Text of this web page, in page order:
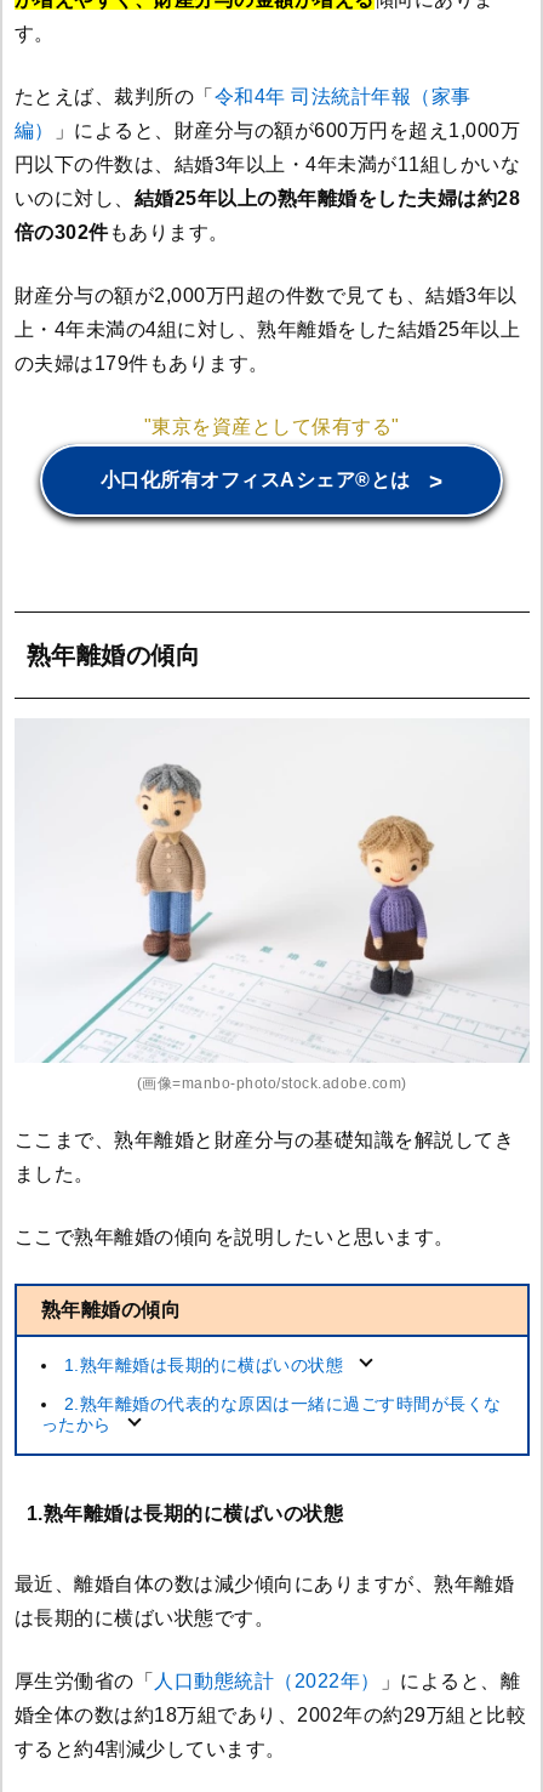
す。
たとえば、裁判所の「 令和4年 司法統計年報（家事
編）
」によると、財産分与の額が600万円を超え1,000万
円以下の件数は、結婚3年以上・4年未満が11組しかいな
いのに対し、 結婚25年以上の熟年離婚をした夫婦は約28
倍の302件もあります。
財産分与の額が2,000万円超の件数で見ても、結婚3年以
上・4年未満の4組に対し、熟年離婚をした結婚25年以上
の夫婦は179件もあります。
"東京を資産として保有する"
小口化所有オフィスAシェア®とは >
熟年離婚の傾向
(画像=manbo-photo/stock.adobe.com)
ここまで、熟年離婚と財産分与の基礎知識を解説してき
ました。
ここで熟年離婚の傾向を説明したいと思います。
熟年離婚の傾向
1.熟年離婚は長期的に横ばいの状態
2.熟年離婚の代表的な原因は一緒に過ごす時間が長くな
ったから
1.熟年離婚は長期的に横ばいの状態
最近、離婚自体の数は減少傾向にありますが、熟年離婚
は長期的に横ばい状態です。
厚生労働省の「 人口動態統計（2022年）
」によると、離
婚全体の数は約18万組であり、2002年の約29万組と比較
すると約4割減少しています。